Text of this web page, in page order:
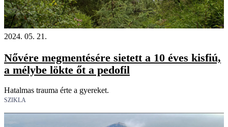
18+
2024. 05. 21.
Nővére megmentésére sietett a 10 éves kisfiú,
a mélybe lökte őt a pedofil
Hatalmas trauma érte a gyereket.
SZIKLA